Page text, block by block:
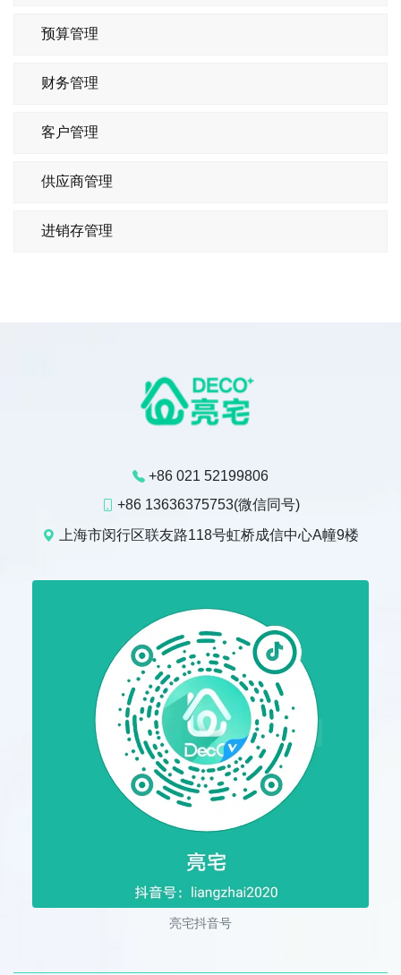
预算管理
财务管理
客户管理
供应商管理
进销存管理
+86 021 52199806
+86 13636375753(微信同号)
上海市闵行区联友路118号虹桥成信中心A幢9楼
亮宅抖音号